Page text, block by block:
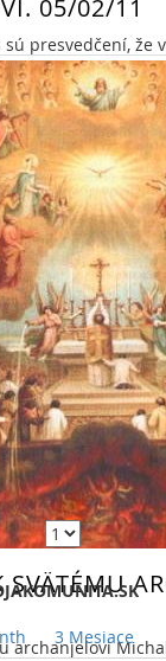
05/02/11
presvedčení, že
Satana a Ja,
Lebo Vás
6/19/21 11:17
archanjelovi
Page
of 1
3 Mesiace